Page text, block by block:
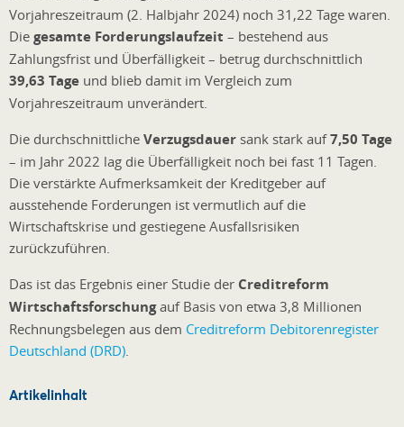
Vorjahreszeitraum (2. Halbjahr 2024) noch 31,22 Tage waren.
Die gesamte Forderungslaufzeit – bestehend aus
Zahlungsfrist und Überfälligkeit – betrug durchschnittlich
39,63 Tage und blieb damit im Vergleich zum
Vorjahreszeitraum unverändert.
Die durchschnittliche Verzugsdauer sank stark auf7,50 Tage
– im Jahr 2022 lag die Überfälligkeit noch bei fast 11 Tagen.
Die verstärkte Aufmerksamkeit der Kreditgeber auf
ausstehende Forderungen ist vermutlich auf die
Wirtschaftskrise und gestiegene Ausfallsrisiken
zurückzuführen.
Das ist das Ergebnis einer Studie der Creditreform
Wirtschaftsforschungauf Basis von etwa 3,8 Millionen
Rechnungsbelegen aus dem Creditreform Debitorenregister
Deutschland (DRD)
Artikelinhalt